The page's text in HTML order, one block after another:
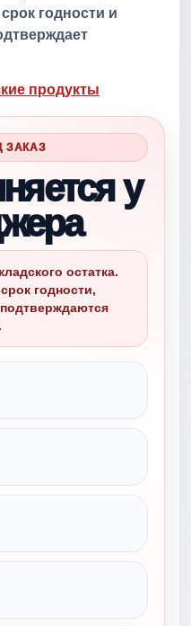
годности и
продукты
ЗАКАЗ
у
остатка.
годности,